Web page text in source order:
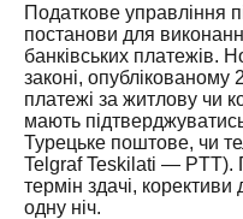
Податкове управління
постанови для
банківських платежів.
законі, опублікованому
платежі за житлову чи
мають
Турецьке поштове, чи
Telgraf Teskilati — PTT).
термін здачі, корективи
одну ніч.